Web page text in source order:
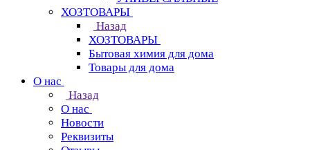
ХОЗТОВАРЫ
Назад
ХОЗТОВАРЫ
Бытовая химия для дома
Товары для дома
О нас
Назад
О нас
Новости
Реквизиты